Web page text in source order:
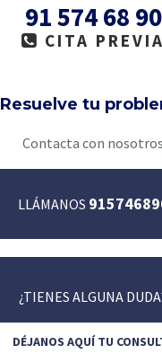
91 574 68 90
CITA PREVIA
Resuelve tu
Contacta con nosotros
LLÁMANOS
¿TIENES ALGUNA
DÉJANOS AQUÍ TU